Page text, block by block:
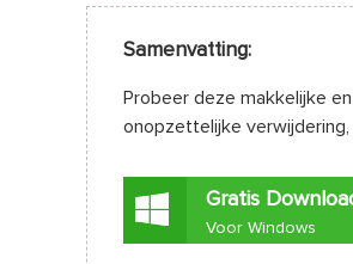
Samenvatting:
Probeer deze makkelijke
onopzettelijke
Gratis
Voor Windows